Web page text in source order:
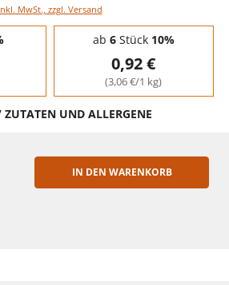
MwSt., zzgl. Versand
ab 6Stück 10%
0,92 €
(3,06 €/1 kg)
ZUTATEN UND ALLERGENE
ERHÖHEN
IN DEN WARENKORB